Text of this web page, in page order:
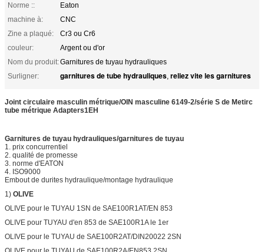
Norme ::
Eaton
machine à:
CNC
Zine a plaqué:
Cr3 ou Cr6
couleur:
Argent ou d'or
Nom du produit:Garnitures de tuyau hydrauliques
Surligner:
garnitures de tube hydrauliques, reliez vite les garnitures
Joint circulaire masculin métrique/OIN masculine 6149-2/série S de Metirc
tube métrique Adapters1EH
Garnitures de tuyau hydrauliques/garnitures de tuyau
1. prix concurrentiel
2. qualité de promesse
3. norme d'EATON
4. ISO9000
Embout de durites hydraulique/montage hydraulique
1) OLIVE
OLIVE pour le TUYAU 1SN de SAE100R1AT/EN 853
OLIVE pour TUYAU d'en 853 de SAE100R1A le 1er
OLIVE pour le TUYAU de SAE100R2AT/DIN20022 2SN